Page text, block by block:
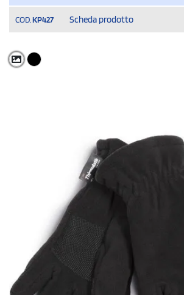
COD. KP427 Scheda prodotto